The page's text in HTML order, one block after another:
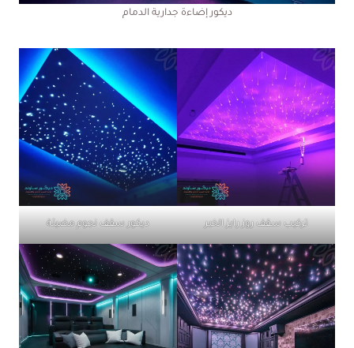
ديكور إضاءة جدارية الدمام
تركيب سقف روز رايز الخبر ديكور سقف نجوم مضيئة